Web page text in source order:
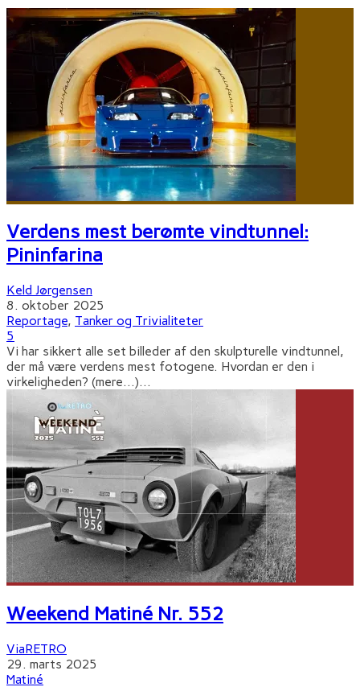
Verdens mest berømte vindtunnel:
Pininfarina
Keld Jørgensen
8. oktober 2025
Reportage, Tanker og Trivialiteter
5
Vi har sikkert alle set billeder af den skulpturelle vindtunnel,
der må være verdens mest fotogene. Hvordan er den i
virkeligheden? (mere…)...
Weekend Matiné Nr. 552
ViaRETRO
29. marts 2025
Matiné